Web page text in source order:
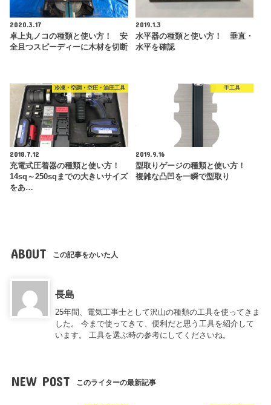
2020.3.17
卓上丸ノコの種類と使い方！ 安
全且つスピーディーに木材を切断
2019.1.3
水平器の種類と使い方！ 垂直・
水平を確認
冷凍・空調・空圧・油圧工具
2018.7.12
充電式圧着器の種類と使い方！
14sq～250sqまでの大きいサイズ
をあ…
手工具
2019.9.16
型取りゲージの種類と使い方！
複雑な凸凹を一瞬で型取り
ABOUT この記事をかいた人
長島
25年間、電気工事士として沢山の種類の工具を使ってきま
した。 今まで使ってきて、便利だと思う工具を紹介して
います。 工具を選ぶ時の参考にしてくださいね。
NEW POST このライターの最新記事